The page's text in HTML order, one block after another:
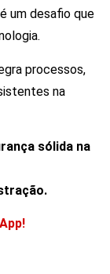
um desafio que
processos,
na
sólida na